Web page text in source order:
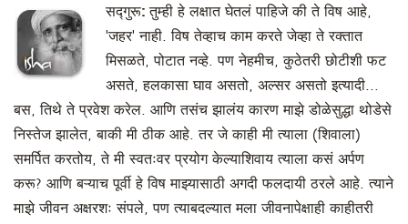
सद्गुरू:तुम्ही हे लक्षात घेतलं पाहिजे की ते विष आहे,
'जहर' नाही. विष तेव्हाच काम करते जेव्हा ते रक्तात
मिसळते, पोटात नव्हे. पण नेहमीच, कुठेतरी छोटीशी फट
असते, हलकासा घाव असतो, अल्सर असतो इत्यादी...
बस, तिथे ते प्रवेश करेल. आणि तसंच झालंय कारण माझे डोळेसुद्धा थोडेसे
निस्तेज झालेत, बाकी मी ठीक आहे. तर जे काही मी त्याला (शिवाला)
समर्पित करतोय, ते मी स्वतःवर प्रयोग केल्याशिवाय त्याला कसं अर्पण
करू? आणि बऱ्याच पूर्वी हे विष माझ्यासाठी अगदी फलदायी ठरले आहे. त्याने
माझे जीवन अक्षरशः संपले, पण त्याबदल्यात मला जीवनापेक्षाही काहीतरी